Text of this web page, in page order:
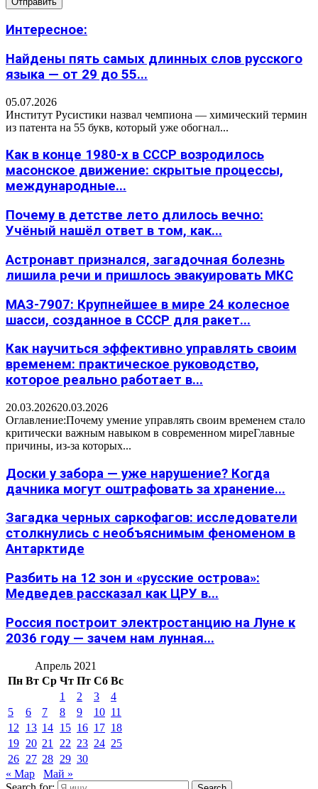
Интересное:
Найдены пять самых длинных слов русского
языка — от 29 до 55...
05.07.2026
Институт Русистики назвал чемпиона — химический термин
из патента на 55 букв, который уже обогнал...
Как в конце 1980-х в СССР возродилось
масонское движение: скрытые процессы,
международные...
Почему в детстве лето длилось вечно:
Учёный нашёл ответ в том, как...
Астронавт признался, загадочная болезнь
лишила речи и пришлось эвакуировать МКС
МАЗ-7907: Крупнейшее в мире 24 колесное
шасси, созданное в СССР для ракет...
Как научиться эффективно управлять своим
временем: практическое руководство,
которое реально работает в...
20.03.202620.03.2026
Оглавление:Почему умение управлять своим временем стало
критически важным навыком в современном миреГлавные
причины, из-за которых...
Доски у забора — уже нарушение? Когда
дачника могут оштрафовать за хранение...
Загадка черных саркофагов: исследователи
столкнулись с необъяснимым феноменом в
Антарктиде
Разбить на 12 зон и «русские острова»:
Медведев рассказал как ЦРУ в...
Россия построит электростанцию на Луне к
2036 году — зачем нам лунная...
Апрель 2021
Пн Вт Ср Чт Пт Сб Вс
1
2 3
4
5
6 7 8 9 10 11
12
13 14 15 16 17 18
19 20 21 22 23 24 25
26 27 28 29 30
« Мар
Май »